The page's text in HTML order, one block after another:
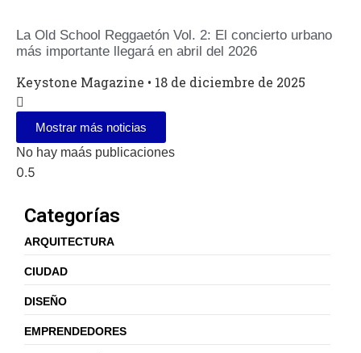
La Old School Reggaetón Vol. 2: El concierto urbano
más importante llegará en abril del 2026
Keystone Magazine 18 de diciembre de 2025
Mostrar más noticias
No hay maás publicaciones
Categorías
ARQUITECTURA
CIUDAD
DISEÑO
EMPRENDEDORES